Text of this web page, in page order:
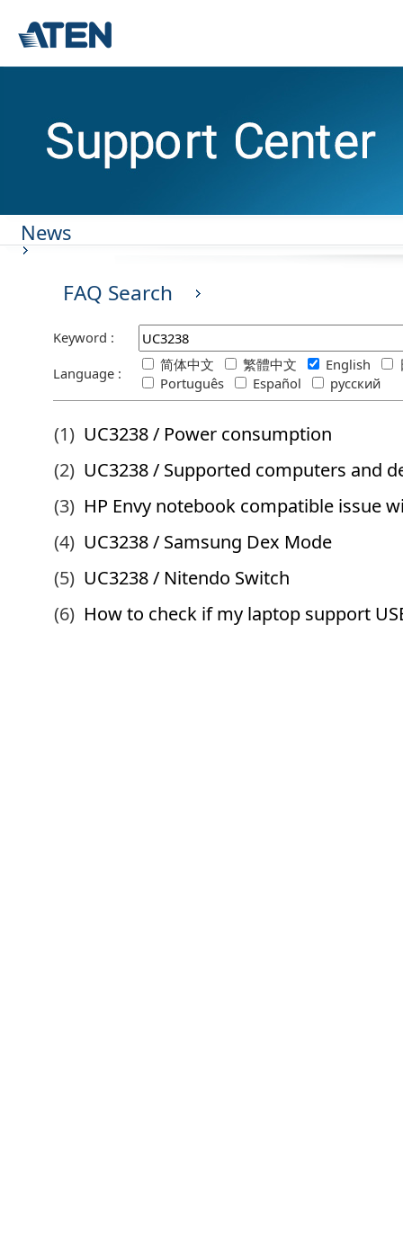
News
FAQ Search
Keyword :
Language :
简体中文 繁體中文 English
Português
Español русский